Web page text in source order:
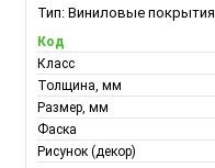
Тип: Виниловые покрытия
Код
Класс
Толщина, мм
Размер, мм
Фаска
Рисунок (декор)